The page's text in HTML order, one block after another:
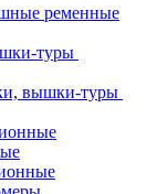
ременные
туры
вышки-туры